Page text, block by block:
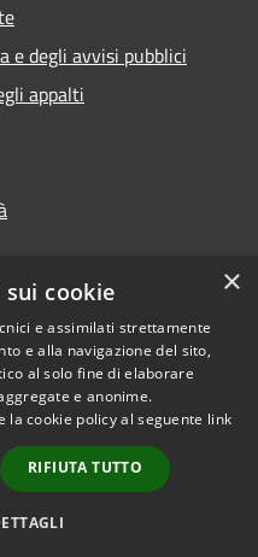
e degli avvisi pubblici
appalti
×
cookie
e assimilati strettamente
e alla navigazione del sito,
al solo fine di elaborare
e anonime.
la cookie policy al seguente link
RIFIUTA TUTTO